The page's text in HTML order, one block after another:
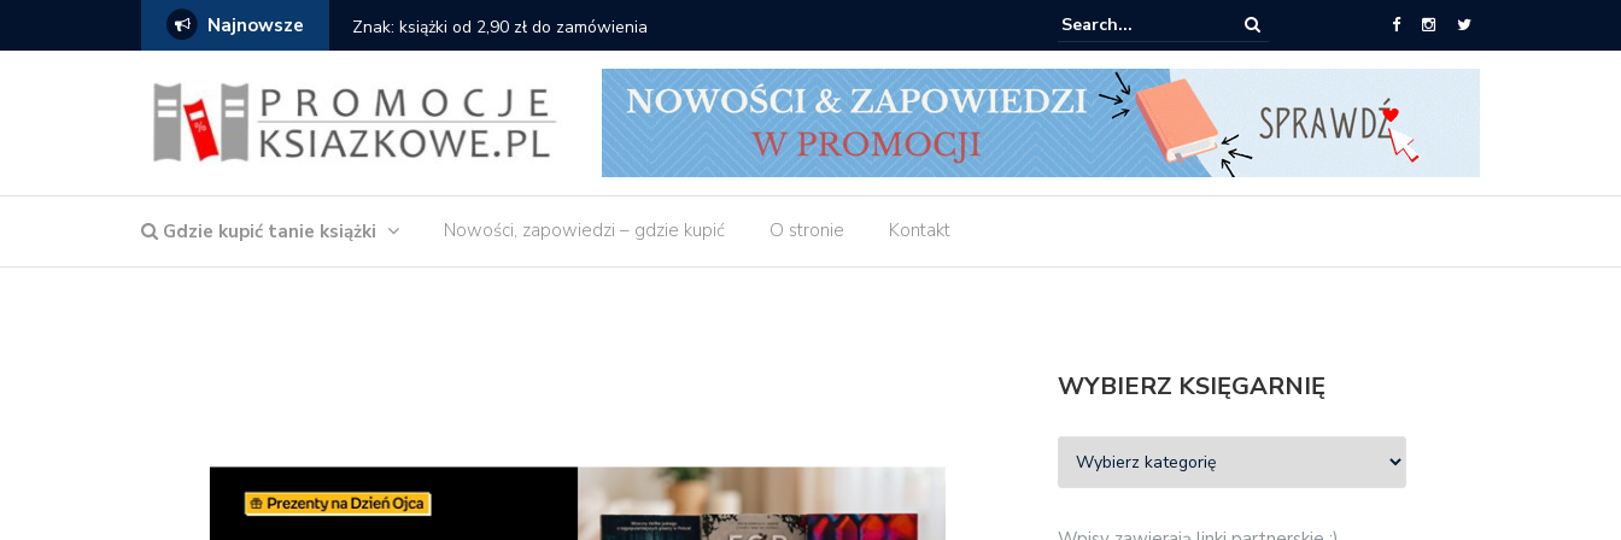
Najnowsze Znak: książki od 2,90 zł do zamówienia Matras: 10 książek za 69 zł
Gdzie kupić tanie książki Nowości, zapowiedzi – gdzie kupić O stronie Kontakt
WYBIERZ KSIĘGARNIĘ